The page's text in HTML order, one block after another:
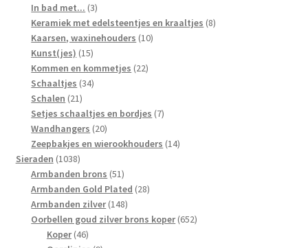
In bad met... 33
producten
Keramiek met edelsteentjes en kraaltjes 88
Kaarsen, waxinehouders 1010
Kunst(jes) 1515
producten
Kommen en kommetjes 2222
Schaaltjes 3434
Schalen 2121
producten
Setjes schaaltjes en bordjes 77
Wandhangers 2020
producten
Zeepbakjes en wierookhouders 1414
Sieraden 10381038
producten
Armbanden brons 5151
producten
Armbanden Gold Plated 2828
Armbanden zilver 148148
producten
Oorbellen goud zilver brons koper 652652
Koper 4646